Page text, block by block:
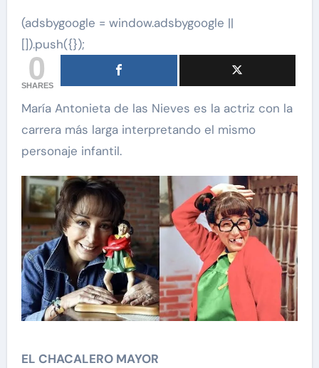
(adsbygoogle = window.adsbygoogle ||
[]).push({});
0
SHARES
María Antonieta de las Nieves es la actriz con la
carrera más larga interpretando el mismo
personaje infantil.
EL CHACALERO MAYOR